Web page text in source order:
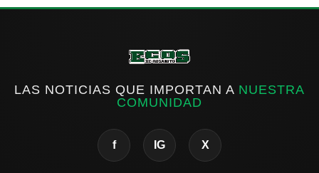
LAS NOTICIAS QUE IMPORTAN A NUESTRA
COMUNIDAD
f IG X